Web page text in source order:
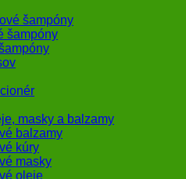
šampóny
šampóny
masky a balzamy
balzamy
kúry
masky
oleje